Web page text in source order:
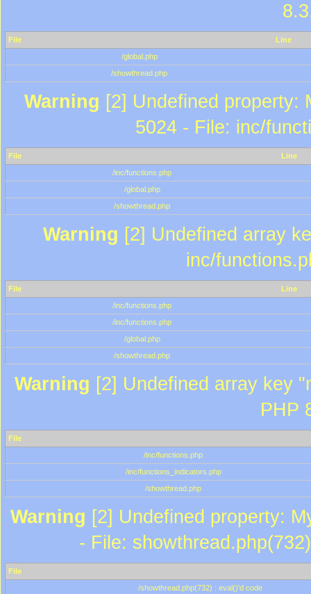
File
Line
/global.php
/showthread.php
Warning [2] Undefined property:
5024 - File: inc/
File
Line
/inc/functions.php
/global.php
/showthread.php
Warning [2] Undefined array
inc/
File
Line
/inc/functions.php
/inc/functions.php
/global.php
/showthread.php
Warning [2] Undefined array key
PHP
File
/inc/functions.php
/inc/functions_indicators.php
/showthread.php
Warning [2] Undefined property:
- File:
File
/showthread.php(732) : eval()'d code